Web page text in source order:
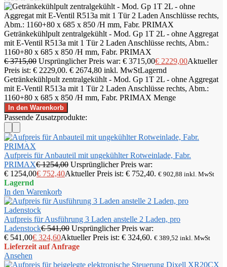
Getränkekühlpult zentralgekühlt - Mod. Gp 1T 2L - ohne Aggregat
mit E-Ventil R513a mit 1 Tür 2 Laden Anschlüsse rechts, Abm.:
1160+80 x 685 x 850 /H mm, Fabr. PRIMAX
€3715,00 Ursprünglicher Preis war: € 3715,00€ 2229,00Aktueller
Preis ist: € 2229,00. € 2674,80 inkl. MwStLagernd
Getränkekühlpult zentralgekühlt - Mod. Gp 1T 2L - ohne Aggregat
mit E-Ventil R513a mit 1 Tür 2 Laden Anschlüsse rechts, Abm.:
1160+80 x 685 x 850 /H mm, Fabr. PRIMAX Menge
In den Warenkorb
Passende Zusatzprodukte:
Aufpreis für Anbauteil mit ungekühlter Rotweinlade, Fabr.
PRIMAX€1254,00 Ursprünglicher Preis war:
€ 1254,00€ 752,40Aktueller Preis ist: € 752,40. € 902,88 inkl. MwSt
Lagernd
In den Warenkorb
Aufpreis für Ausführung 3 Laden anstelle 2 Laden, pro
Ladenstock€541,00 Ursprünglicher Preis war:
€ 541,00€ 324,60Aktueller Preis ist: € 324,60. € 389,52 inkl. MwSt
Lieferzeit auf Anfrage
Ansehen